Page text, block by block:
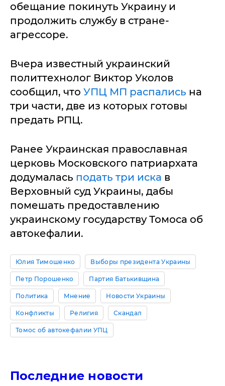
обещание покинуть Украину и
продолжить службу в стране-
агрессоре.
Вчера известный украинский
политтехнолог Виктор Уколов
сообщил, что УПЦ МП распались на
три части, две из которых готовы
предать РПЦ.
Ранее Украинская православная
церковь Московского патриархата
додумалась подать три иска в
Верховный суд Украины, дабы
помешать предоставлению
украинскому государству Томоса об
автокефалии.
Юлия Тимошенко Выборы президента Украины
Петр Порошенко Партия Батькивщина
Политика Мнение Новости Украины
Конфликты Религия Скандал
Томос об автокефалии УПЦ
Последние новости